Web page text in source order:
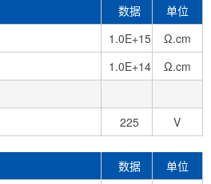
数据
单位
1.0E+15
Ω.cm
1.0E+14
Ω.cm
225 V
数据
单位